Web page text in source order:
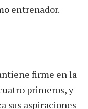
entrenador.
firme en la
primeros, y
sus aspiraciones